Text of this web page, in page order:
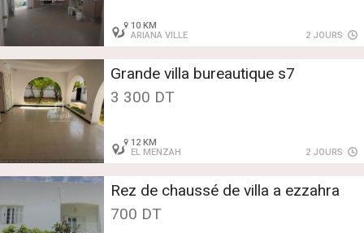
10 KM
ARIANA VILLE
2 JOURS
Grande villa bureautique s7
3 300 DT
12 KM
EL MENZAH
2 JOURS
Rez de chaussé de villa a ezzahra
700 DT